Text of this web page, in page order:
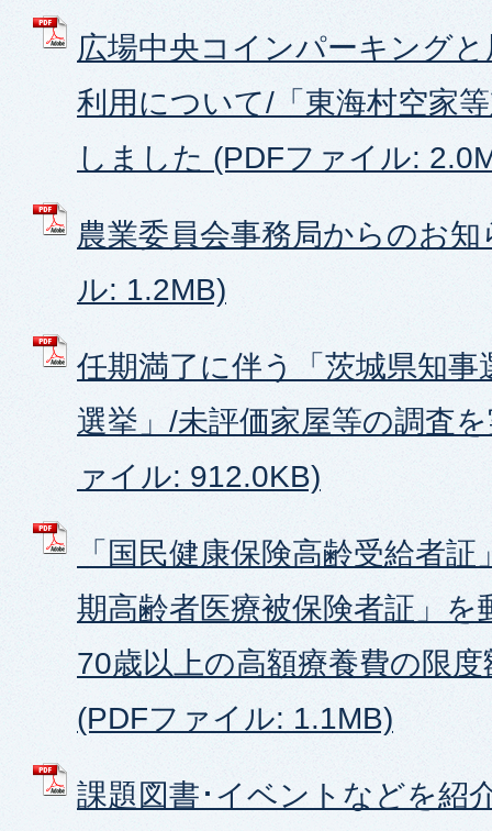
広場中央コインパーキング
利用について/「東海村空家
しました (PDFファイル:
農業委員会事務局からのお
ル: 1.2MB)
任期満了に伴う「茨城県知事
選挙」/未評価家屋等の調査
ァイル: 912.0KB)
「国民健康保険高齢受給者
期高齢者医療被保険者証」
70歳以上の高額療養費の限
(PDFファイル: 1.1MB)
課題図書･イベントなどを紹